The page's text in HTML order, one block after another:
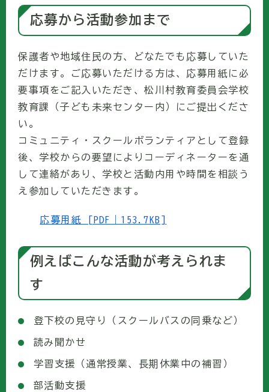
応募から活動参加まで
保護者や地域住民の方、どなたでも応募していた
だけます。ご応募いただける方は、応募用紙に必
要事項をご記入いただき、松川村教育委員会学校
教育課（子ども未来センター内）にご提出くださ
い。
コミュニティ・スクールボランティアとして登録
後、学校からの要望によりコーディネーターを通
して連絡があり、学校と活動内用や時間を相談う
え参加していただきます。
応募用紙 [PDF｜153.7KB]
例えばこんな活動が考えられま
す
登下校の見守り（スクールバスの同乗など）
読み聞かせ
学習支援（通常授業、長期休業中の補習）
部活動支援